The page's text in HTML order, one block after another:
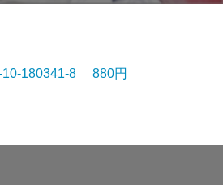
10-180341-8 880円